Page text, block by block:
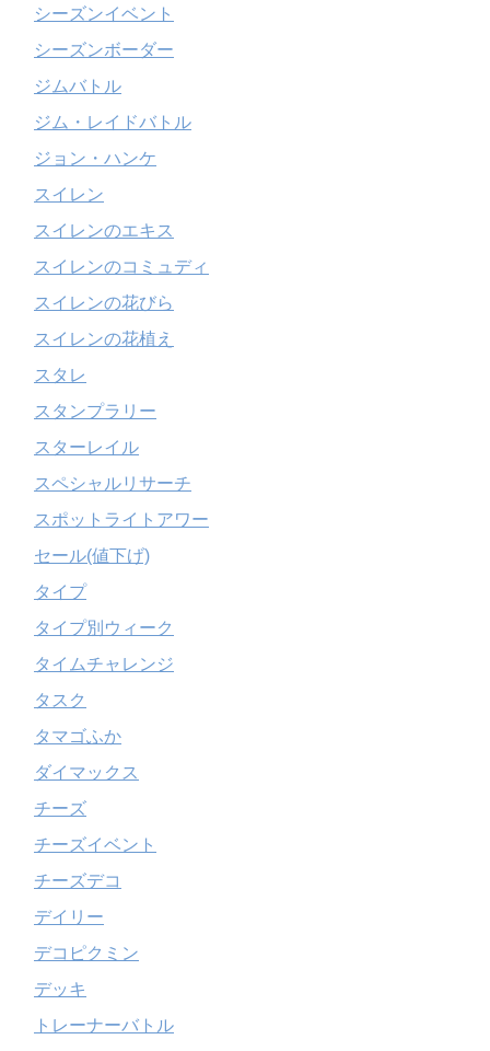
シーズンイベント
シーズンボーダー
ジムバトル
ジム・レイドバトル
ジョン・ハンケ
スイレン
スイレンのエキス
スイレンのコミュディ
スイレンの花びら
スイレンの花植え
スタレ
スタンプラリー
スターレイル
スペシャルリサーチ
スポットライトアワー
セール(値下げ)
タイプ
タイプ別ウィーク
タイムチャレンジ
タスク
タマゴふか
ダイマックス
チーズ
チーズイベント
チーズデコ
デイリー
デコピクミン
デッキ
トレーナーバトル